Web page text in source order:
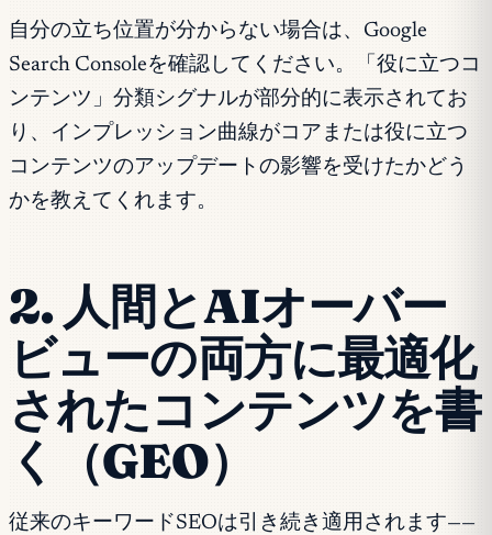
自分の立ち位置が分からない場合は、Google
Search Consoleを確認してください。「役に立つコ
ンテンツ」分類シグナルが部分的に表示されてお
り、インプレッション曲線がコアまたは役に立つ
コンテンツのアップデートの影響を受けたかどう
かを教えてくれます。
2. 人間とAIオーバー
ビューの両方に最適化
されたコンテンツを書
く（GEO）
従来のキーワードSEOは引き続き適用されます——